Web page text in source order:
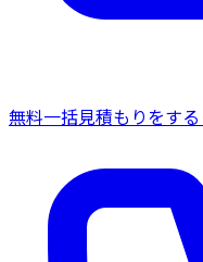
無料一括見積もりをする